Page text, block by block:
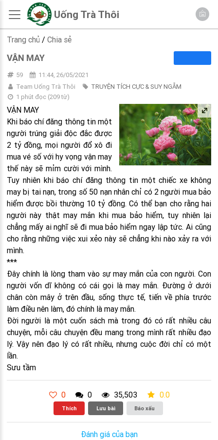
Uống Trà Thôi
Trang chủ / Chia sẻ
VẬN MAY
59
11:44, 26/05/2021
Team Uống Trà Thôi
TRUYỆN TÍCH CỰC & SUY NGẪM
1 phút đọc(209từ)
VẬN MAY
Khi báo chí đăng thông tin một
người trúng giải độc đắc được
2 tỷ đồng, mọi người đổ xô đi
mua vé số với hy vọng vận may
thế này sẽ mỉm cười với mình.
Tuy nhiên khi báo chí đăng thông tin một chiếc xe không
may bị tai nạn, trong số 50 nạn nhân chỉ có 2 người mua bảo
hiểm được bồi thường 10 tỷ đồng. Có thể bạn cho rằng hai
người này thật may mắn khi mua bảo hiểm, tuy nhiên lại
chẳng mấy ai nghĩ sẽ đi mua bảo hiểm ngay lập tức. Ai cũng
cho rằng những việc xui xẻo này sẽ chẳng khi nào xảy ra với
mình.
***
Đây chính là lòng tham vào sự may mắn của con người. Con
người vốn dĩ không có cái gọi là may mắn. Đường ở dưới
chân còn mây ở trên đầu, sống thực tế, tiến về phía trước
làm điều nên làm, đó chính là may mắn.
Đời người là một cuốn sách mà trong đó có rất nhiều câu
chuyện, mỗi câu chuyện đều mang trong mình rất nhiều đạo
lý. Vậy nên đạo lý có rất nhiều, nhưng cuộc đời chỉ có một
lần.
Sưu tầm
0 0 35,503 0.0
Thích Lưu bài Báo xấu
Đánh giá của bạn